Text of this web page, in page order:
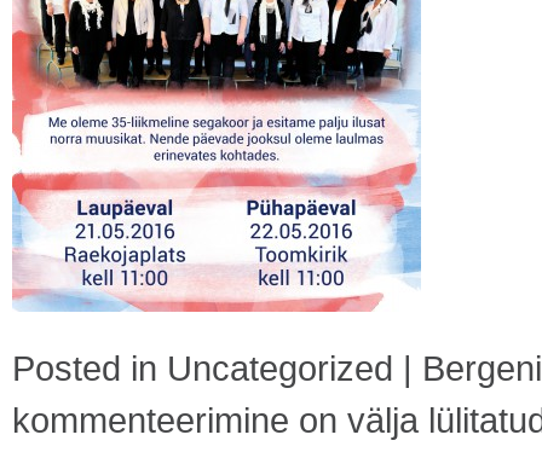
Posted in Uncategorized |
kommenteerimine on välja